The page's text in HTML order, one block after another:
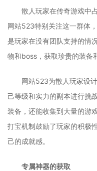
散人玩家在传奇游戏中
网站523特别关注这一群体
是玩家在没有团队支持的情
物和boss，获取珍贵的装备
网站523为散人玩家设
己等级和实力的副本进行挑
装备，还能收集到大量的游
打宝机制鼓励了玩家的积极
己的成就感。
专属神器的获取